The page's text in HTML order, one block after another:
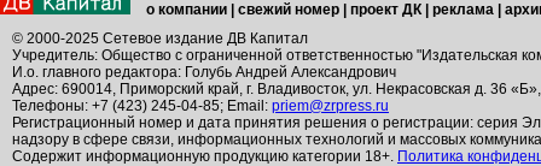
о компании свежий номер проект ДК реклама
© 2000-2025 Сетевое издание ДВ Капитал
Учредитель: Общество с ограниченной ответственностью "Издательская
И.о. главного редактора: Голубь Андрей Александрович
Адрес: 690014, Приморский край, г. Владивосток, ул. Некрасовская д. 36
Телефоны: +7 (423) 245-04-85; Email: priem@zrpress.ru
Регистрационный номер и дата принятия решения о регистрации: серия
надзору в сфере связи, информационных технологий и массовых
Содержит информационную продукцию категории 18+. Политика